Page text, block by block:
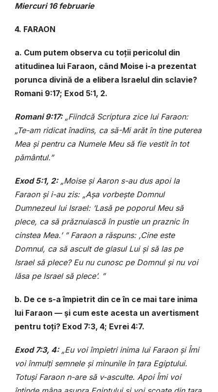
Miercuri 16 februarie
4. FARAON
a. Cum putem observa cu toții pericolul din
atitudinea lui Faraon, când Moise i-a prezentat
porunca divină de a elibera Israelul din sclavie?
Romani 9:17; Exod 5:1, 2.
Romani 9:17:„Fiindcă Scriptura zice lui Faraon:
„Te-am ridicat înadins, ca să-Mi arăt în tine puterea
Mea și pentru ca Numele Meu să fie vestit în tot
pământul.”
Exod 5:1, 2:„Moise și Aaron s-au dus apoi la
Faraon și i-au zis: „Așa vorbește Domnul
Dumnezeul lui Israel: ‘Lasă pe poporul Meu să
plece, ca să prăznuiască în pustie un praznic în
cinstea Mea.’ ” Faraon a răspuns: ,Cine este
Domnul, ca să ascult de glasul Lui și să las pe
Israel să plece? Eu nu cunosc pe Domnul și nu voi
lăsa pe Israel să plece’. ”
b. De ce s-a împietrit din ce în ce mai tare inima
lui Faraon — și cum este acesta un avertisment
pentru toți? Exod 7:3, 4; Evrei 4:7.
Exod 7:3, 4:„Eu voi împietri inima lui Faraon și Îmi
voi înmulți semnele și minunile în țara Egiptului.
Totuși Faraon n-are să v-asculte. Apoi Îmi voi